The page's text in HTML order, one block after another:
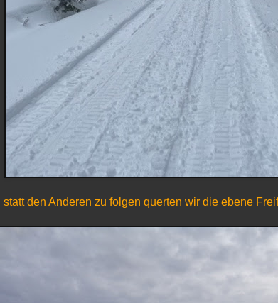
den Anderen zu folgen querten wir die ebene